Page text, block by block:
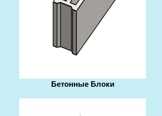
Бетонные Блоки